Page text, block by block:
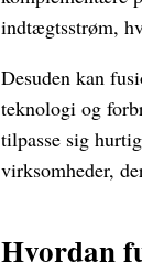
indtægtsstrøm,
Desuden kan
teknologi og
tilpasse sig
virksomheder,
Hvordan